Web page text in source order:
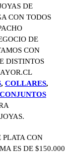
DE
CON TODOS
DE
CON
DISTINTOS
, COLLARES,
CONJUNTOS
PLATA CON
ES DE $150.000